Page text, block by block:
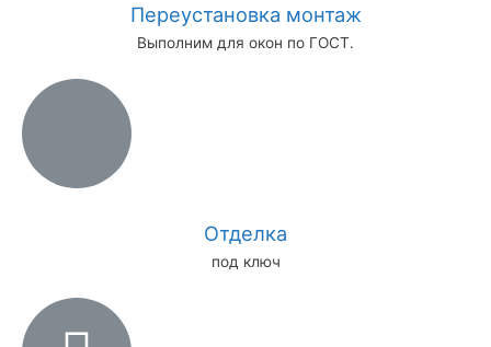
Переустановка монтаж
Выполним для окон по ГОСТ.
Отделка
под ключ